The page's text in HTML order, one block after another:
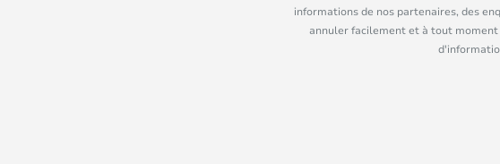
informations de nos partenaires, des
annuler facilement et à tout